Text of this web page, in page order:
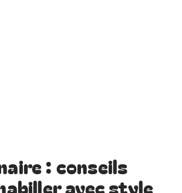
: conseils
avec style